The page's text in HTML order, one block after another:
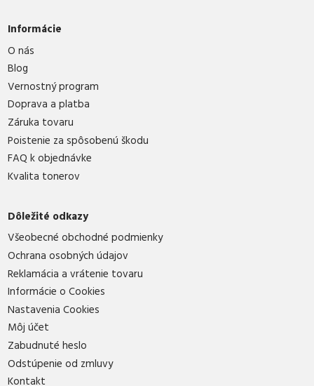
Informácie
O nás
Blog
Vernostný program
Doprava a platba
Záruka tovaru
Poistenie za spôsobenú škodu
FAQ k objednávke
Kvalita tonerov
Dôležité odkazy
Všeobecné obchodné podmienky
Ochrana osobných údajov
Reklamácia a vrátenie tovaru
Informácie o Cookies
Nastavenia Cookies
Môj účet
Zabudnuté heslo
Odstúpenie od zmluvy
Kontakt